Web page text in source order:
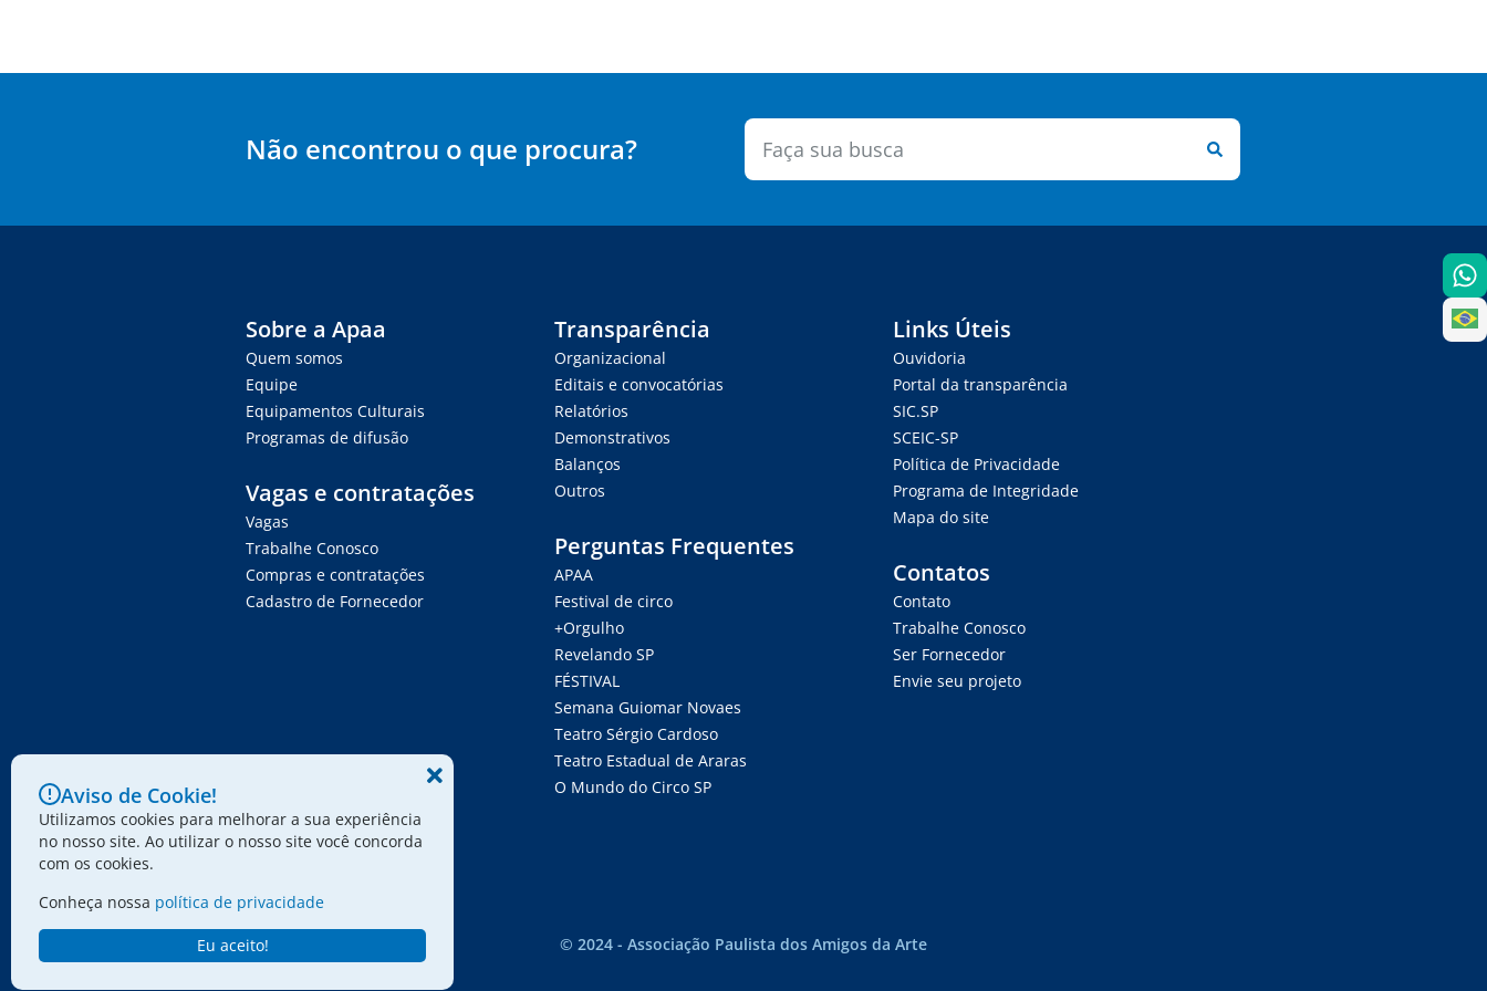
Não encontrou o que procura?
Sobre a Apaa
Quem somos
Equipe
Equipamentos Culturais
Programas de difusão
Vagas e contratações
Vagas
Trabalhe Conosco
Compras e contratações
Cadastro de Fornecedor
Transparência
Organizacional
Editais e convocatórias
Relatórios
Demonstrativos
Balanços
Outros
Perguntas Frequentes
APAA
Festival de circo
+Orgulho
Revelando SP
FÉSTIVAL
Semana Guiomar Novaes
Teatro Sérgio Cardoso
Teatro Estadual de Araras
O Mundo do Circo SP
Links Úteis
Ouvidoria
Portal da transparência
SIC.SP
SCEIC-SP
Política de Privacidade
Programa de Integridade
Mapa do site
Contatos
Contato
Trabalhe Conosco
Ser Fornecedor
Envie seu projeto
© 2024 - Associação Paulista dos Amigos da Arte
Aviso de Cookie!
Utilizamos cookies para melhorar a sua experiência
no nosso site. Ao utilizar o nosso site você concorda
com os cookies.
Conheça nossa política de privacidade
Eu aceito!